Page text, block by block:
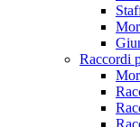
Raccordi